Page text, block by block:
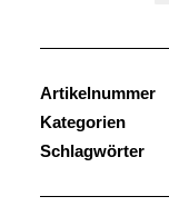
KLEIN
Artikelnummer
Kategorien
Schlagwörter